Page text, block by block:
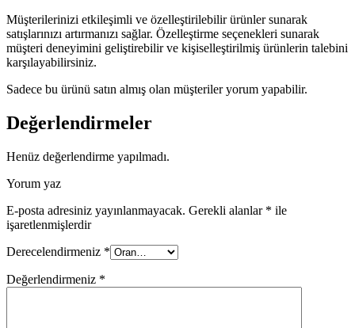
Müşterilerinizi etkileşimli ve özelleştirilebilir ürünler sunarak
satışlarınızı artırmanızı sağlar. Özelleştirme seçenekleri sunarak
müşteri deneyimini geliştirebilir ve kişiselleştirilmiş ürünlerin talebini
karşılayabilirsiniz.
Sadece bu ürünü satın almış olan müşteriler yorum yapabilir.
Değerlendirmeler
Henüz değerlendirme yapılmadı.
Yorum yaz
E-posta adresiniz yayınlanmayacak. Gerekli alanlar * ile
işaretlenmişlerdir
Derecelendirmeniz *
Değerlendirmeniz *